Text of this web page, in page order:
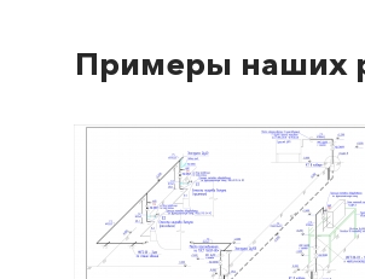
Примеры наших